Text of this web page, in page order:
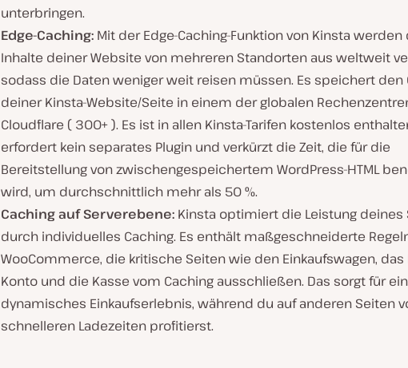
unterbringen.
Edge-Caching: Mit der Edge-Caching-Funktion von Kinsta werden
Inhalte deiner Website von mehreren Standorten aus weltweit
sodass die Daten weniger weit reisen müssen. Es speichert den
deiner Kinsta-Website/Seite in einem der globalen
Cloudflare ( 300+ ). Es ist in allen Kinsta-Tarifen kostenlos
erfordert kein separates Plugin und verkürzt die Zeit, die für die
Bereitstellung von zwischengespeichertem WordPress-HTML
wird, um durchschnittlich mehr als 50 %.
Caching auf Serverebene: Kinsta optimiert die Leistung deines
durch individuelles Caching. Es enthält maßgeschneiderte
WooCommerce, die kritische Seiten wie den Einkaufswagen, das
Konto und die Kasse vom Caching ausschließen. Das sorgt für ein
dynamisches Einkaufserlebnis, während du auf anderen Seiten
schnelleren Ladezeiten profitierst.